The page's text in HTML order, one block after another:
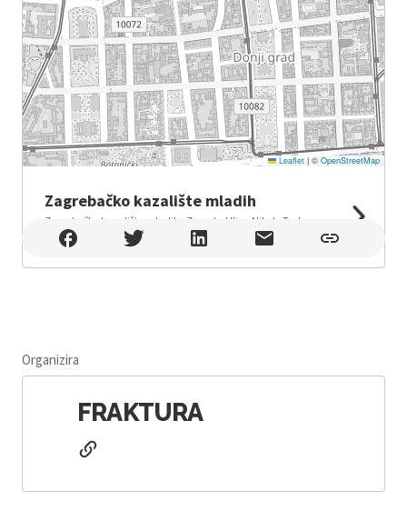
Leaflet |© OpenStreetMap
Zagrebačko kazalište mladih
Zagrebačko kazalište mladih , Zagreb , Ulica Nikole Tesle
7, Zagreb
Organizira
FRAKTURA